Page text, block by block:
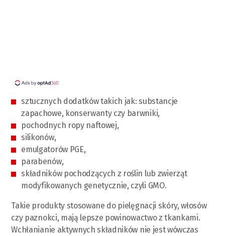
sztucznych dodatków takich jak: substancje
zapachowe, konserwanty czy barwniki,
pochodnych ropy naftowej,
silikonów,
emulgatorów PGE,
parabenów,
składników pochodzących z roślin lub zwierząt
modyfikowanych genetycznie, czyli GMO.
Takie produkty stosowane do pielęgnacji skóry, włosów
czy paznokci, mają lepsze powinowactwo z tkankami.
Wchłanianie aktywnych składników nie jest wówczas